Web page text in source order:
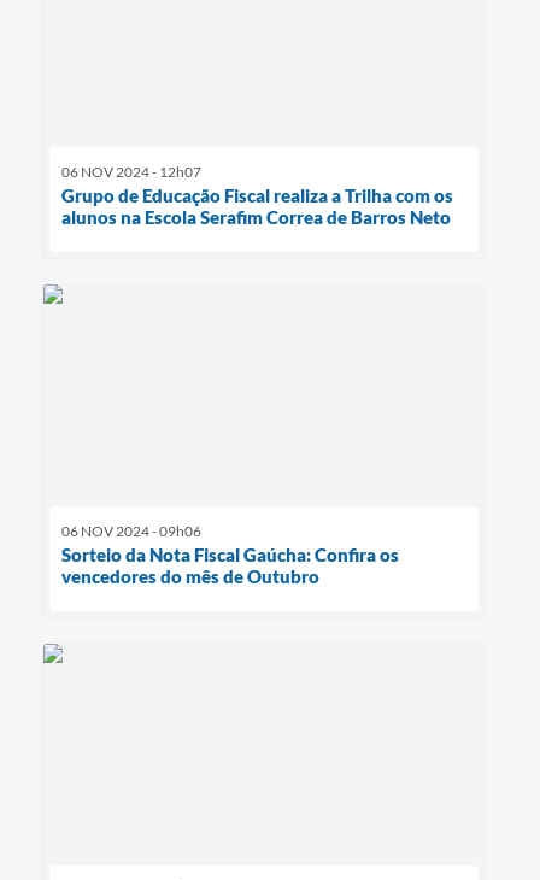
06 NOV 2024 - 12h07
Grupo de Educação Fiscal realiza a Trilha com os
alunos na Escola Serafim Correa de Barros Neto
06 NOV 2024 - 09h06
Sorteio da Nota Fiscal Gaúcha: Confira os
vencedores do mês de Outubro